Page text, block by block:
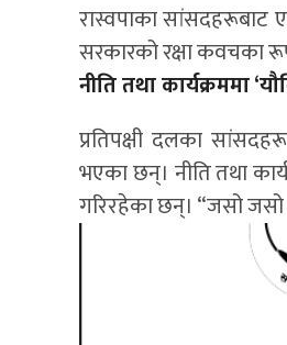
रास्वपाका
सरकारको रक्षा कवचका
नीति तथा कार्यक्रममा
प्रतिपक्षी दलका
भएका छन्। नीति तथा
गरिरहेका छन्। “जसो